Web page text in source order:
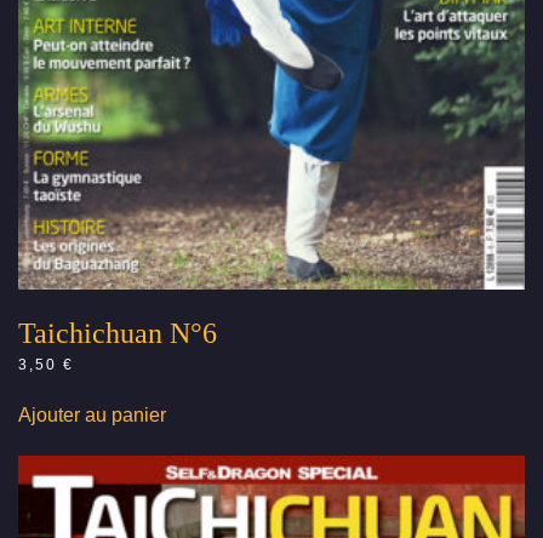
Taichichuan N°6
3,50 €
Ajouter au panier